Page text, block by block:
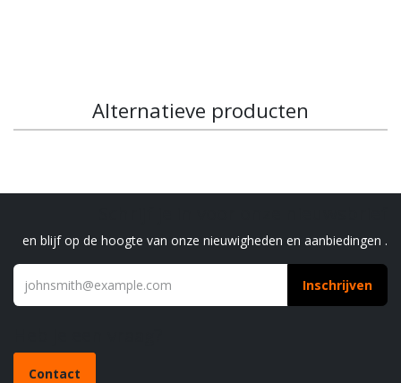
Alternatieve producten
en blijf op de hoogte van onze nieuwigheden en aanbiedingen .
Inschrijven
Contact